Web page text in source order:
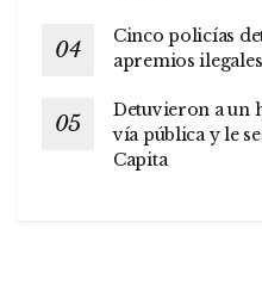
Cinco policías
apremios
Detuvieron a un
vía pública y le
Capita